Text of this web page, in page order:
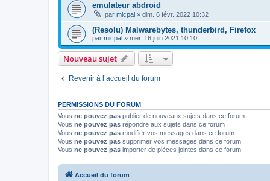
emulateur abdroid
par micpal » dim. 6 févr. 2022 10:32
(Resolu) Malwarebytes, thunderbird, Firefox
par micpal » mer. 16 juin 2021 10:10
Nouveau sujet
Revenir à l’accueil du forum
PERMISSIONS DU FORUM
Vous ne pouvez pas publier de nouveaux sujets dans ce forum
Vous ne pouvez pas répondre aux sujets dans ce forum
Vous ne pouvez pas modifier vos messages dans ce forum
Vous ne pouvez pas supprimer vos messages dans ce forum
Vous ne pouvez pas importer de pièces jointes dans ce forum
Accueil du forum